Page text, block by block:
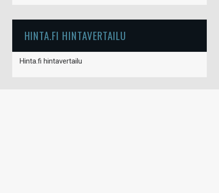
HINTA.FI HINTAVERTAILU
Hinta.fi hintavertailu